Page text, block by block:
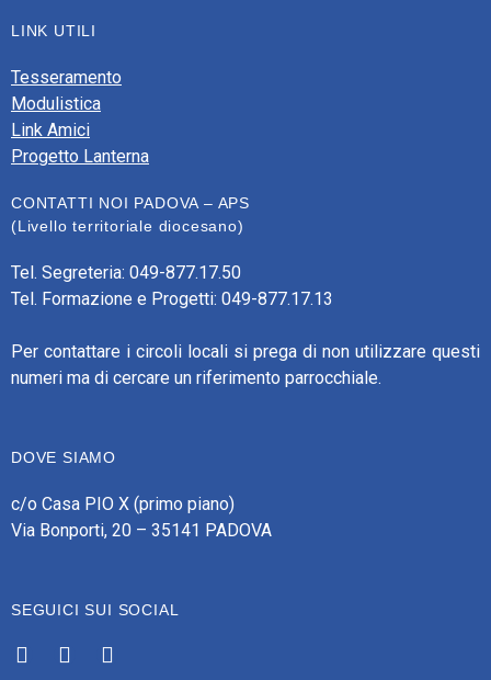
LINK UTILI
Tesseramento
Modulistica
Link Amici
Progetto Lanterna
CONTATTI NOI PADOVA – APS
(Livello territoriale diocesano)
Tel. Segreteria: 049-877.17.50
Tel. Formazione e Progetti: 049-877.17.13
Per contattare i circoli locali si prega di non utilizzare questi
numeri ma di cercare un riferimento parrocchiale.
DOVE SIAMO
c/o Casa PIO X (primo piano)
Via Bonporti, 20 – 35141 PADOVA
SEGUICI SUI SOCIAL